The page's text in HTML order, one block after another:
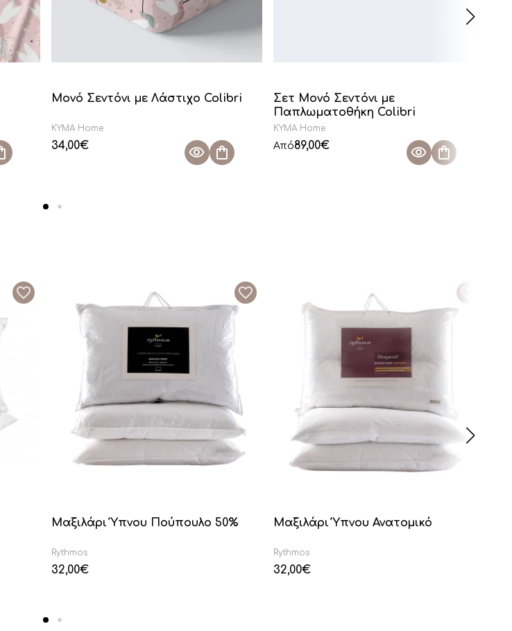
Μονό Σεντόνι με Λάστιχο Colibri
KYMA Home
34,00€
Σετ Μονό Σεντόνι με
Παπλωματοθήκη Colibri
KYMA Home
Από89,00€
Μαξιλάρι Ύπνου Πούπουλο 50%
Rythmos
32,00€
Μαξιλάρι Ύπνου Ανατομικό
Rythmos
32,00€